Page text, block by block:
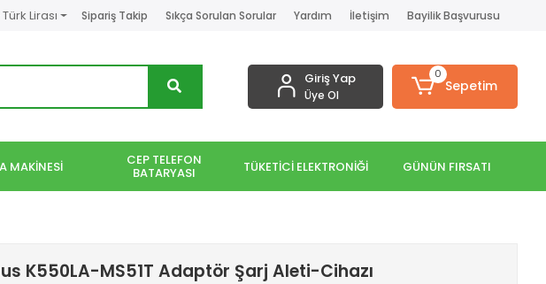
Lirası Sipariş Takip Sıkça Sorulan Sorular Yardım İletişim Bayilik Başvurusu
Giriş Yap
Üye Ol
0
Sepetim
MAKİNESİ CEP TELEFON
BATARYASI TÜKETİCİ ELEKTRONİĞİ GÜNÜN FIRSATI
K550LA-MS51T Adaptör Şarj Aleti-Cihazı